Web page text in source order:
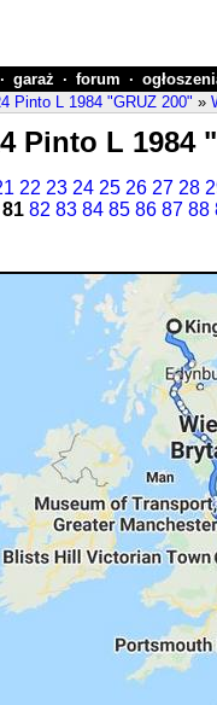
· garaż · forum ·
Pinto L 1984 "GRUZ 200" »
Pinto L 1984
22 23 24 25 26 27 28
81 82 83 84 85 86 87 88